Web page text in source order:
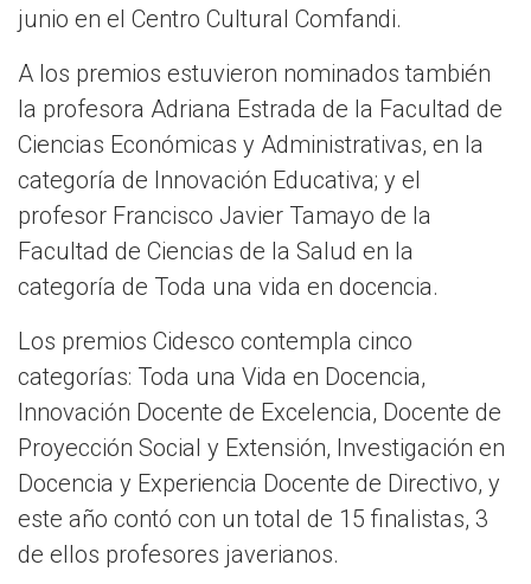
junio en el Centro Cultural Comfandi.
A los premios estuvieron nominados también
la profesora Adriana Estrada de la Facultad de
Ciencias Económicas y Administrativas, en la
categoría de Innovación Educativa; y el
profesor Francisco Javier Tamayo de la
Facultad de Ciencias de la Salud en la
categoría de Toda una vida en docencia.
Los premios Cidesco contempla cinco
categorías: Toda una Vida en Docencia,
Innovación Docente de Excelencia, Docente de
Proyección Social y Extensión, Investigación en
Docencia y Experiencia Docente de Directivo, y
este año contó con un total de 15 finalistas, 3
de ellos profesores javerianos.